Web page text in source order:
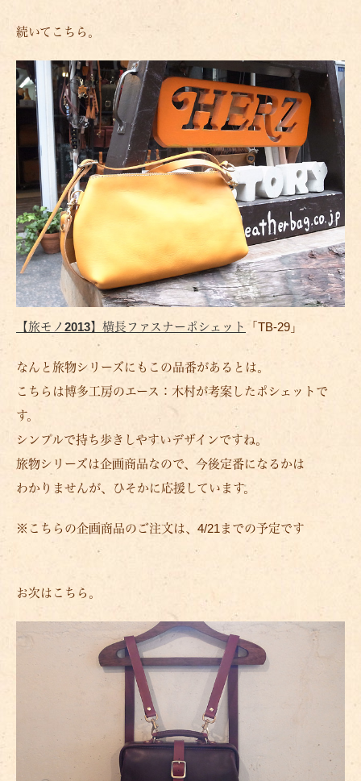
続いてこちら。
【旅モノ2013】横長ファスナーポシェット 「TB-29」
なんと旅物シリーズにもこの品番があるとは。
こちらは博多工房のエース：木村が考案したポシェットで
す。
シンプルで持ち歩きしやすいデザインですね。
旅物シリーズは企画商品なので、今後定番になるかは
わかりませんが、ひそかに応援しています。
※こちらの企画商品のご注文は、4/21までの予定です
お次はこちら。